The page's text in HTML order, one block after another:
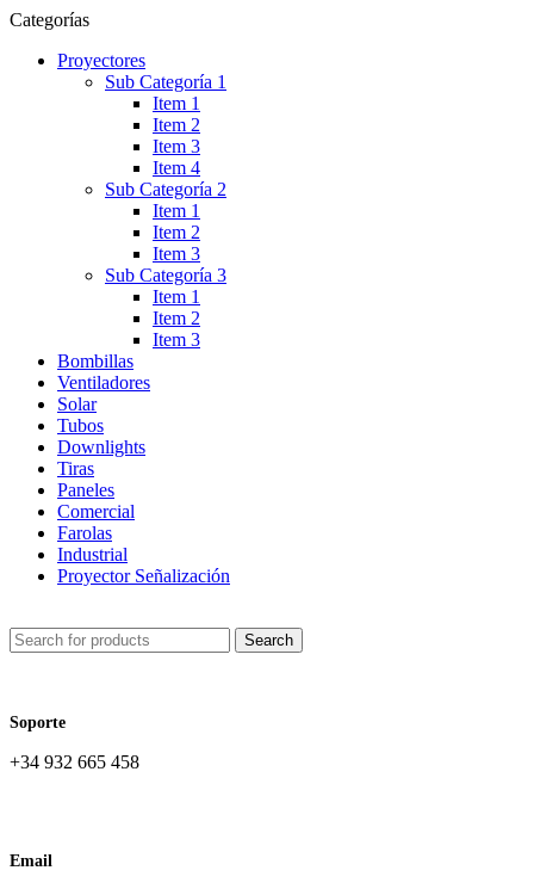
Categorías
Proyectores
Sub Categoría 1
Item 1
Item 2
Item 3
Item 4
Sub Categoría 2
Item 1
Item 2
Item 3
Sub Categoría 3
Item 1
Item 2
Item 3
Bombillas
Ventiladores
Solar
Tubos
Downlights
Tiras
Paneles
Comercial
Farolas
Industrial
Proyector Señalización
Search
Soporte
+34 932 665 458‬
Email